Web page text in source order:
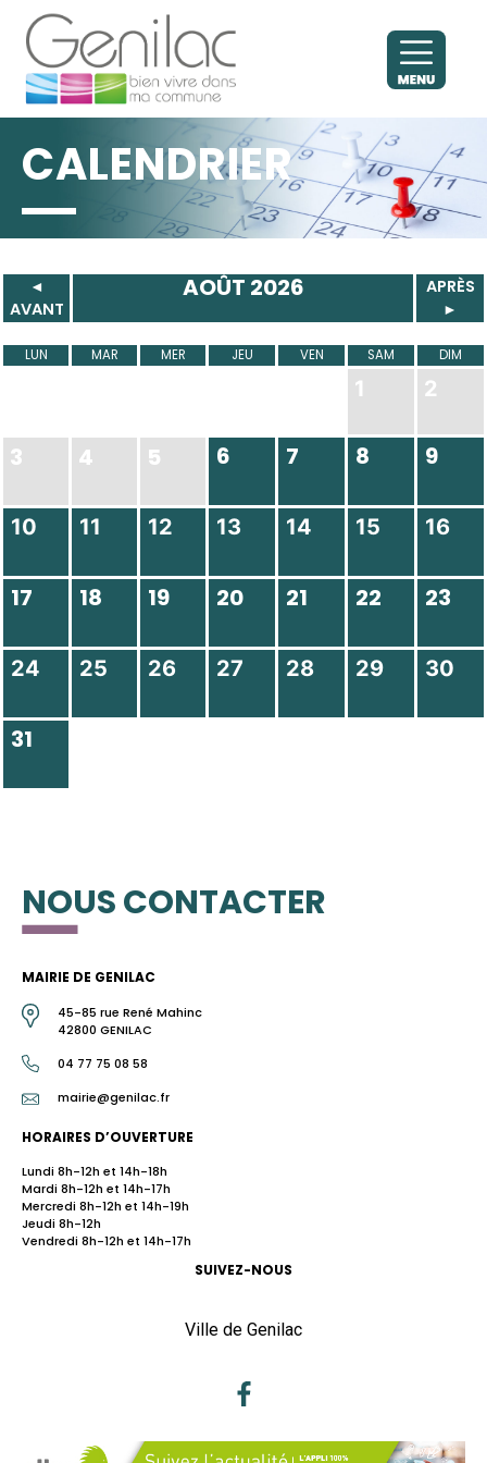
CALENDRIER
◄
AVANT
AOÛT 2026
APRÈS
►
LUN MAR MER JEU VEN SAM DIM
1 2
3 4 5 6 7 8 9
10 11 12 13 14 15 16
17 18 19 20 21 22 23
24 25 26 27 28 29 30
31
NOUS CONTACTER
MAIRIE DE GENILAC
45-85 rue René Mahinc
42800 GENILAC
04 77 75 08 58
mairie@genilac.fr
HORAIRES D’OUVERTURE
Lundi 8h-12h et 14h-18h
Mardi 8h-12h et 14h-17h
Mercredi 8h-12h et 14h-19h
Jeudi 8h-12h
Vendredi 8h-12h et 14h-17h
SUIVEZ-NOUS
Ville de Genilac